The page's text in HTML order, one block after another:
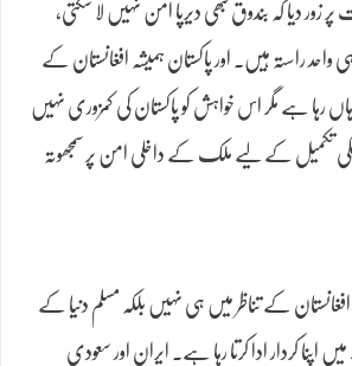
زور دیا کہ بندوق کبھی دیرپا امن نہیں لا سکتی،
راستہ ہیں۔ اور پاکستان ہمیشہ افغانستان کے
رہا ہے مگر اس خواہش کو پاکستان کی کمزوری نہیں
اسکی تکمیل کے لیے ملک کے داخلی امن پر سمجھوتہ
افغانستان کے تناظر میں ہی نہیں بلکہ مسلم دنیا کے
اپنا کردار ادا کرتا رہا ہے۔ ایران اور سعودی